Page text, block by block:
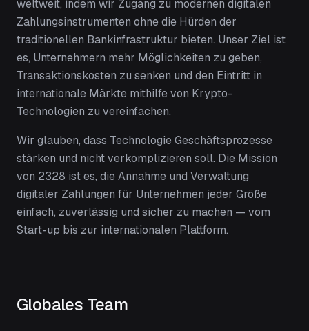
weltweit, indem wir Zugang zu modernen digitalen
Zahlungsinstrumenten ohne die Hürden der
traditionellen Bankinfrastruktur bieten. Unser Ziel ist
es, Unternehmern mehr Möglichkeiten zu geben,
Transaktionskosten zu senken und den Eintritt in
internationale Märkte mithilfe von Krypto-
Technologien zu vereinfachen.
Wir glauben, dass Technologie Geschäftsprozesse
stärken und nicht verkomplizieren soll. Die Mission
von 2328 ist es, die Annahme und Verwaltung
digitaler Zahlungen für Unternehmen jeder Größe
einfach, zuverlässig und sicher zu machen — vom
Start-up bis zur internationalen Plattform.
Globales Team